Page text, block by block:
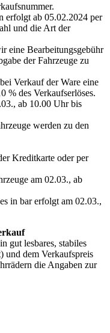
erfolgt ab 05.02.2024 per
und die Art der
eine Bearbeitungsgebühr
der Fahrzeuge zu
Verkauf der Ware eine
% des Verkaufserlöses.
ab 10.00 Uhr bis
werden zu den
Kreditkarte oder per
am 02.03., ab
in bar erfolgt am 02.03.,
gut lesbares, stabiles
und dem Verkaufspreis
die Angaben zur